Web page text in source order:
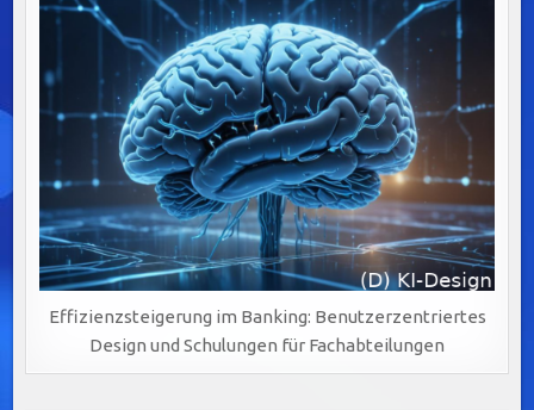
Effizienzsteigerung im Banking: Benutzerzentriertes
Design und Schulungen für Fachabteilungen